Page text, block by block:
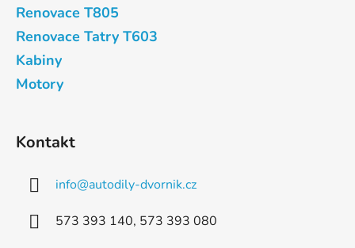
Renovace T805
Renovace Tatry T603
Kabiny
Motory
Kontakt
info@autodily-dvornik.cz
573 393 140, 573 393 080